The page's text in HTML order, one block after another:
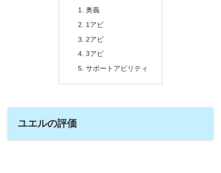
奥義
1アビ
2アビ
3アビ
サポートアビリティ
ユエルの評価